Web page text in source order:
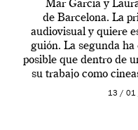
Mar Garcia y
de Barcelona. La
audiovisual y quiere
guión. La segunda
posible que dentro de
su trabajo como
13 /